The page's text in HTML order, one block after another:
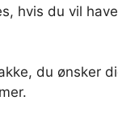
hvis du vil
du ønsker